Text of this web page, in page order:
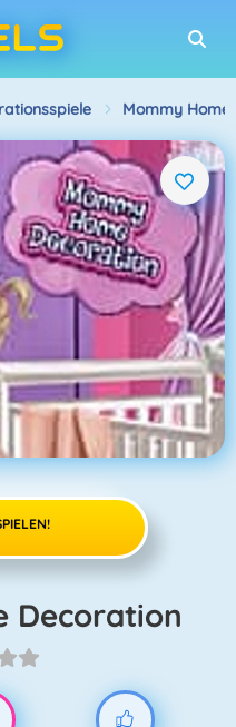
Mommy Home
Decoration